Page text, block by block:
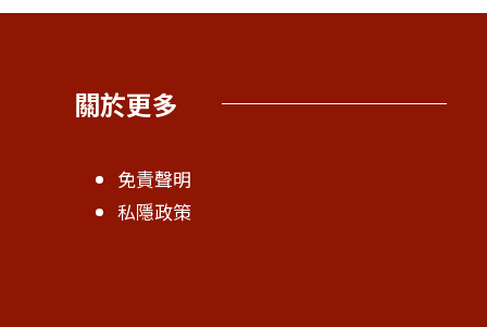
關於更多
免責聲明
私隱政策